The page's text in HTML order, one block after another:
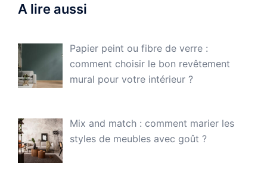
A lire aussi
Papier peint ou fibre de verre :
comment choisir le bon revêtement
mural pour votre intérieur ?
Mix and match : comment marier les
styles de meubles avec goût ?